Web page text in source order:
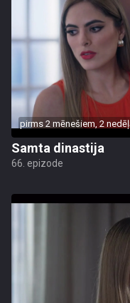
pirms 2 mēnešiem, 2
Samta dinastija
66. epizode